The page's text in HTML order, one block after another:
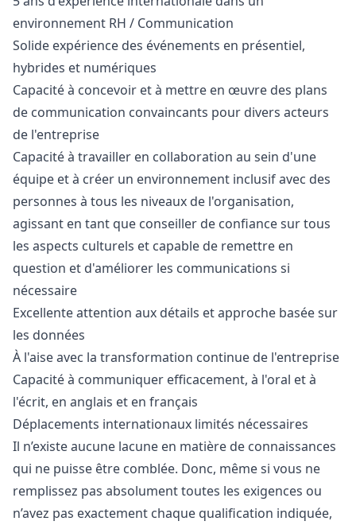
environnement RH / Communication
Solide expérience des événements en présentiel,
hybrides et numériques
Capacité à concevoir et à mettre en œuvre des plans
de communication convaincants pour divers acteurs
de l'entreprise
Capacité à travailler en collaboration au sein d'une
équipe et à créer un environnement inclusif avec des
personnes à tous les niveaux de l'organisation,
agissant en tant que conseiller de confiance sur tous
les aspects culturels et capable de remettre en
question et d'améliorer les communications si
nécessaire
Excellente attention aux détails et approche basée sur
les données
À l'aise avec la transformation continue de l'entreprise
Capacité à communiquer efficacement, à l'oral et à
l'écrit, en anglais et en français
Déplacements internationaux limités nécessaires
Il n’existe aucune lacune en matière de connaissances
qui ne puisse être comblée. Donc, même si vous ne
remplissez pas absolument toutes les exigences ou
n’avez pas exactement chaque qualification indiquée,